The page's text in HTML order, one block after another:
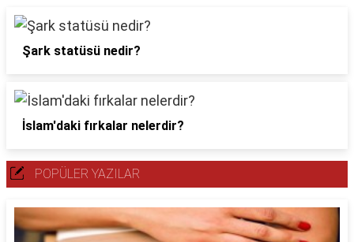
Şark statüsü nedir?
İslam'daki fırkalar nelerdir?
POPÜLER YAZILAR